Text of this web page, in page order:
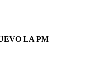
LA PM